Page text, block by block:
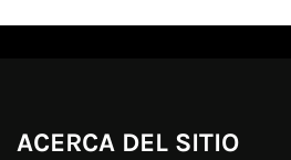
ACERCA DEL SITIO